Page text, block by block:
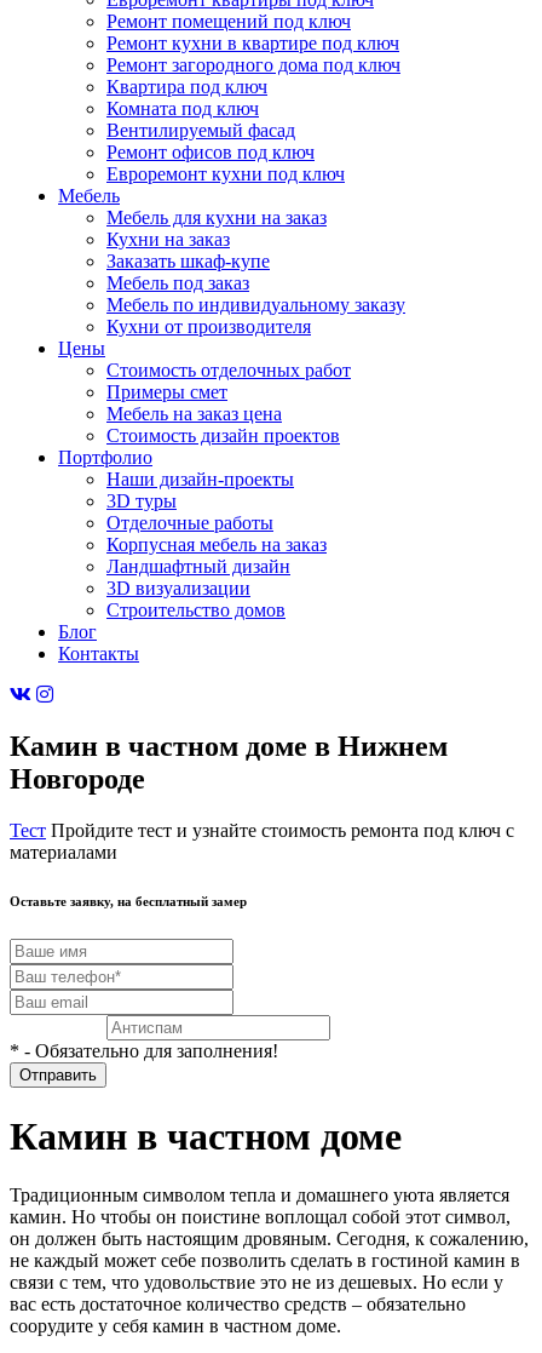
Ремонт помещений под ключ
Ремонт кухни в квартире под ключ
Ремонт загородного дома под ключ
Квартира под ключ
Комната под ключ
Вентилируемый фасад
Ремонт офисов под ключ
Евроремонт кухни под ключ
Мебель
Мебель для кухни на заказ
Кухни на заказ
Заказать шкаф-купе
Мебель под заказ
Мебель по индивидуальному заказу
Кухни от производителя
Цены
Стоимость отделочных работ
Примеры смет
Мебель на заказ цена
Стоимость дизайн проектов
Портфолио
Наши дизайн-проекты
3D туры
Отделочные работы
Корпусная мебель на заказ
Ландшафтный дизайн
3D визуализации
Строительство домов
Блог
Контакты
Камин в частном доме в Нижнем
Новгороде
Тест Пройдите тест и узнайте стоимость ремонта под ключ с
материалами
Оставьте заявку, на бесплатный замер
* - Обязательно для заполнения!
Камин в частном доме
Традиционным символом тепла и домашнего уюта является
камин. Но чтобы он поистине воплощал собой этот символ,
он должен быть настоящим дровяным. Сегодня, к сожалению,
не каждый может себе позволить сделать в гостиной камин в
связи с тем, что удовольствие это не из дешевых. Но если у
вас есть достаточное количество средств – обязательно
соорудите у себя камин в частном доме.